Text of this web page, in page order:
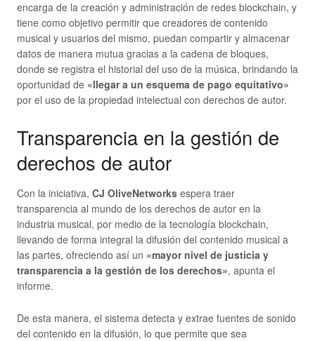
encarga de la creación y administración de redes blockchain, y
tiene como objetivo permitir que creadores de contenido
musical y usuarios del mismo, puedan compartir y almacenar
datos de manera mutua gracias a la cadena de bloques,
donde se registra el historial del uso de la música, brindando la
oportunidad de «llegar a un esquema de pago equitativo»
por el uso de la propiedad intelectual con derechos de autor.
Transparencia en la gestión de
derechos de autor
Con la iniciativa, CJ OliveNetworks espera traer
transparencia al mundo de los derechos de autor en la
industria musical, por medio de la tecnología blockchain,
llevando de forma integral la difusión del contenido musical a
las partes, ofreciendo así un «mayor nivel de justicia y
transparencia a la gestión de los derechos», apunta el
informe.
De esta manera, el sistema detecta y extrae fuentes de sonido
del contenido en la difusión, lo que permite que sea